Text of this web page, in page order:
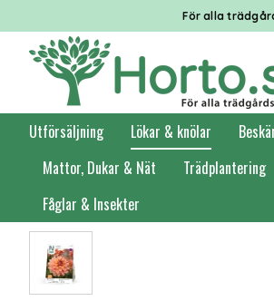
För alla
Utförsäljning Lökar & knölar
Mattor, Dukar & Nät
Trädplantering
Fåglar & Insekter
Förstasidan Lökar & knölar